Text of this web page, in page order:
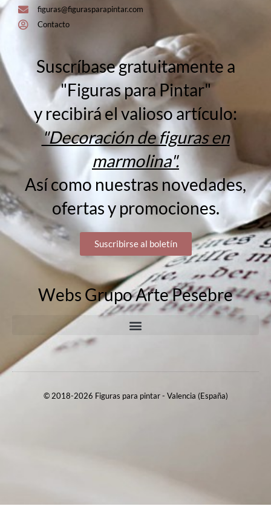
figuras@figurasparapintar.com
Contacto
Suscríbase gratuitamente a
"Figuras para Pintar"
y recibirá el valioso artículo:
"Decoración de figuras en
marmolina".
Así como nuestras novedades,
ofertas y promociones.
Suscribirse al boletín
Webs Grupo Arte Pesebre
© 2018-2026 Figuras para pintar - Valencia (España)